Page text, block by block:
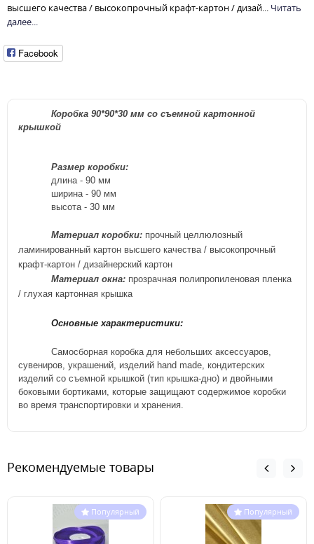
высшего качества / высокопрочный крафт-картон / дизай... Читать
далее...
Facebook
Коробка 90*90*30 мм со съемной картонной
крышкой
Размер коробки:
длина - 90 мм
ширина - 90 мм
высота - 30 мм
Материал коробки: прочный целлюлозный
ламинированный картон высшего качества / высокопрочный
крафт-картон / дизайнерский картон
Материал окна: прозрачная полипропиленовая пленка
/ глухая картонная крышка
Основные характеристики:
Самосборная коробка для небольших аксессуаров,
сувениров, украшений, изделий hand made, кондитерских
изделий со съемной крышкой (тип крышка-дно) и двойными
боковыми бортиками, которые защищают содержимое коробки
во время транспортировки и хранения.
Рекомендуемые товары
Популярный Популярный